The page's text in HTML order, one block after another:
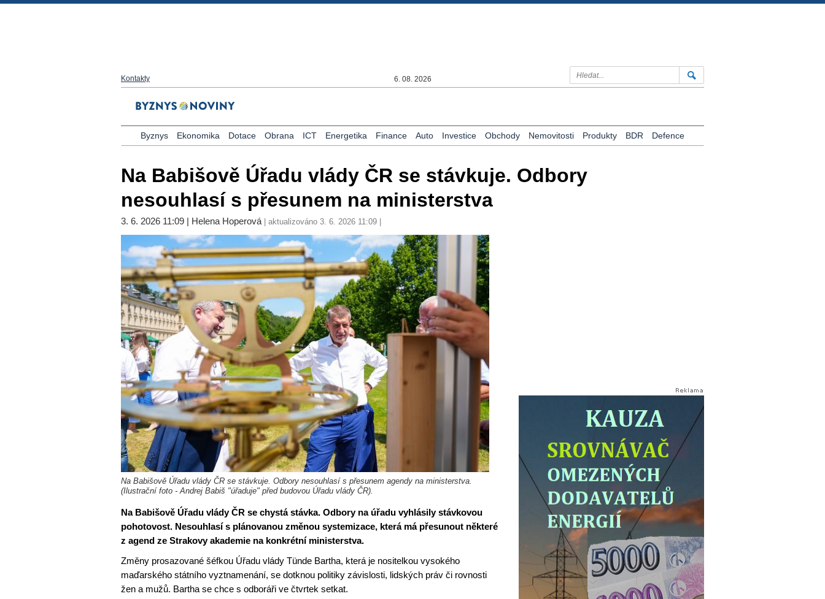
Kontakty 6. 08. 2026
Byznys Ekonomika Dotace Obrana ICT Energetika Finance Auto Investice Obchody Nemovitosti Produkty BDR Defence
Na Babišově Úřadu vlády ČR se stávkuje. Odbory
nesouhlasí s přesunem na ministerstva
3. 6. 2026 11:09 | Helena Hoperová| aktualizováno 3. 6. 2026 11:09 |
Na Babišově Úřadu vlády ČR se stávkuje. Odbory nesouhlasí s přesunem agendy na ministerstva.
(Ilustrační foto - Andrej Babiš "úřaduje" před budovou Úřadu vlády ČR).
Na Babišově Úřadu vlády ČR se chystá stávka. Odbory na úřadu vyhlásily stávkovou
pohotovost. Nesouhlasí s plánovanou změnou systemizace, která má přesunout některé
z agend ze Strakovy akademie na konkrétní ministerstva.
Změny prosazované šéfkou Úřadu vlády Tünde Bartha, která je nositelkou vysokého
maďarského státního vyztnamenání, se dotknou politiky závislosti, lidských práv či rovnosti
žen a mužů. Bartha se chce s odboráři ve čtvrtek setkat.